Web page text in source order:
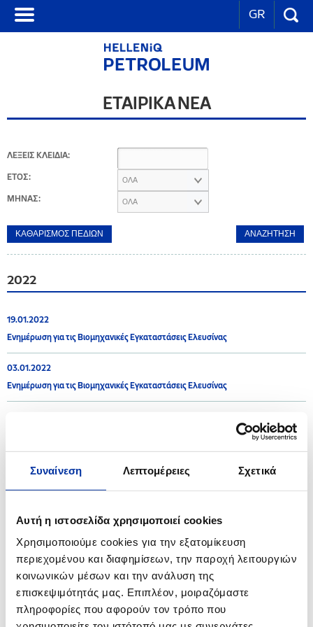
Συναίνεση Λεπτομέρειες Σχετικά
Αυτή η ιστοσελίδα χρησιμοποιεί cookies
Χρησιμοποιούμε cookies για την εξατομίκευση
περιεχομένου και διαφημίσεων, την παροχή λειτουργιών
κοινωνικών μέσων και την ανάλυση της
επισκεψιμότητάς μας. Επιπλέον, μοιραζόμαστε
πληροφορίες που αφορούν τον τρόπο που
GR
ΕΤΑΙΡΙΚΑ ΝΕΑ
ΛΕΞΕΙΣ ΚΛΕΙΔΙΑ:
ΕΤΟΣ: ΟΛΑ
ΜΗΝΑΣ: ΟΛΑ
2022
19.01.2022
Ενημέρωση για τις Βιομηχανικές Εγκαταστάσεις Ελευσίνας
03.01.2022
Ενημέρωση για τις Βιομηχανικές Εγκαταστάσεις Ελευσίνας
08.12.2021
Ενημέρωση για τις Βιομηχανικές Εγκαταστάσεις Ελευσίνας
08.10.2021
Ανακοίνωση - Βιομηχανικές Εγκαταστάσεις Ελευσίνας